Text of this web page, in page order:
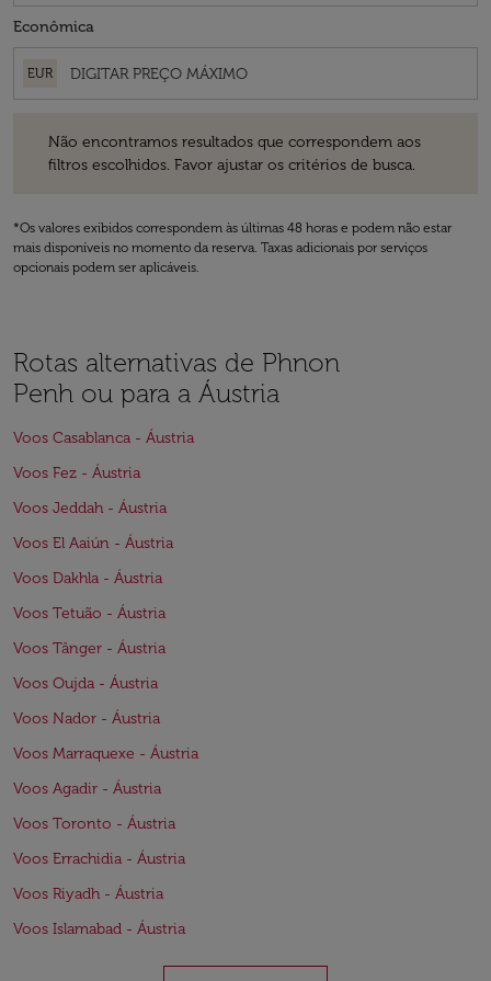
Econômica
EUR
Não encontramos resultados que correspondem aos
filtros escolhidos. Favor ajustar os critérios de busca.
*Os valores exibidos correspondem às últimas 48 horas e podem não estar
mais disponíveis no momento da reserva. Taxas adicionais por serviços
opcionais podem ser aplicáveis.
Rotas alternativas de Phnon
Penh ou para a Áustria
Voos Casablanca - Áustria
Voos Fez - Áustria
Voos Jeddah - Áustria
Voos El Aaiún - Áustria
Voos Dakhla - Áustria
Voos Tetuão - Áustria
Voos Tânger - Áustria
Voos Oujda - Áustria
Voos Nador - Áustria
Voos Marraquexe - Áustria
Voos Agadir - Áustria
Voos Toronto - Áustria
Voos Errachidia - Áustria
Voos Riyadh - Áustria
Voos Islamabad - Áustria